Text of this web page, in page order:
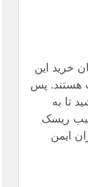
خرید این
هستند. پس
تا به
سبب ریسک
ایمن